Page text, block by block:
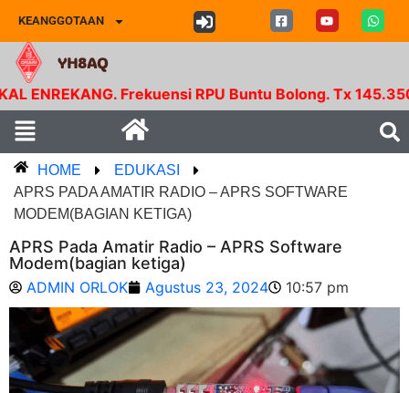
KEANGGOTAAN
YH8AQ
Frekuensi RPU Buntu Bolong. Tx 145.350 Mhz
HOME
EDUKASI
APRS PADA AMATIR RADIO – APRS SOFTWARE
MODEM(BAGIAN KETIGA)
APRS Pada Amatir Radio – APRS Software
Modem(bagian ketiga)
ADMIN ORLOK Agustus 23, 2024 10:57 pm